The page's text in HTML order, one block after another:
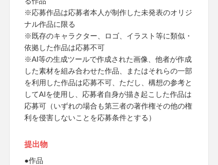
※応募作品は応募者本人が制作した未発表のオリジ
ナル作品に限る
※既存のキャラクター、ロゴ、イラスト等に類似・
依拠した作品は応募不可
※AI等の生成ツールで作成された画像、他者が作成
した素材を組み合わせた作品、またはそれらの一部
を利用した作品は応募不可、ただし、構想の参考と
してAIを使用し、応募者自身が描き起こした作品は
応募可（いずれの場合も第三者の著作権その他の権
利を侵害しないことを応募条件とする）
提出物
●作品